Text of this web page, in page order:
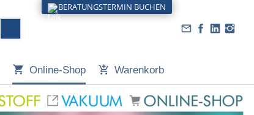
Online-Shop Warenkorb
BERATUNGSTERMIN BUCHEN